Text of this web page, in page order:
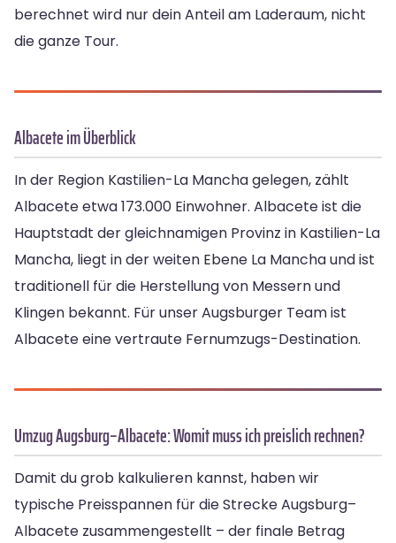
berechnet wird nur dein Anteil am Laderaum, nicht
die ganze Tour.
Albacete im Überblick
In der Region Kastilien-La Mancha gelegen, zählt
Albacete etwa 173.000 Einwohner. Albacete ist die
Hauptstadt der gleichnamigen Provinz in Kastilien-La
Mancha, liegt in der weiten Ebene La Mancha und ist
traditionell für die Herstellung von Messern und
Klingen bekannt. Für unser Augsburger Team ist
Albacete eine vertraute Fernumzugs-Destination.
Umzug Augsburg–Albacete: Womit muss ich preislich rechnen?
Damit du grob kalkulieren kannst, haben wir
typische Preisspannen für die Strecke Augsburg–
Albacete zusammengestellt – der finale Betrag